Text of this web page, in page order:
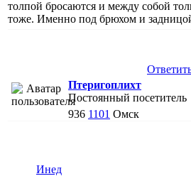
толпой бросаются и между собой
тоже. Именно под брюхом и
Птеригоплихт
Постоянный посетитель
936 1101 Омск
Инед